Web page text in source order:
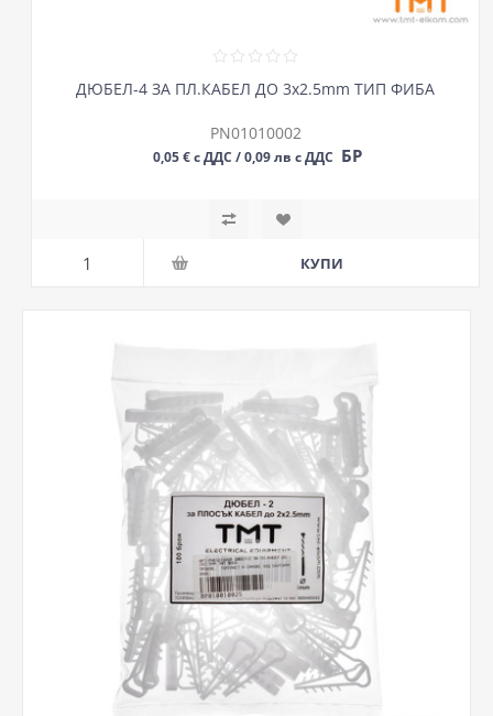
ДЮБЕЛ-4 ЗА ПЛ.КАБЕЛ ДО 3х2.5mm ТИП ФИБА
PN01010002
0,05 € с ДДС / 0,09 лв с ДДС БР